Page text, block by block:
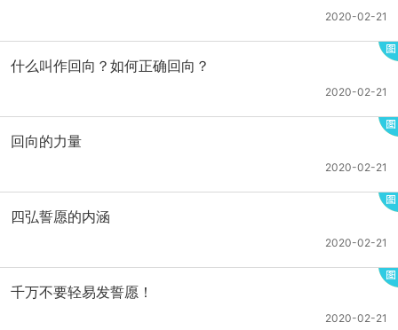
2020-02-21
什么叫作回向？如何正确回向？
2020-02-21
回向的力量
2020-02-21
四弘誓愿的内涵
2020-02-21
千万不要轻易发誓愿！
2020-02-21